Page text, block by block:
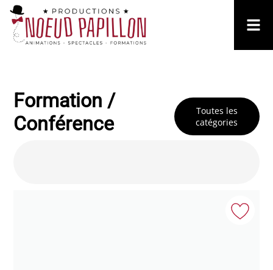
Formation /
Conférence
Toutes les
catégories